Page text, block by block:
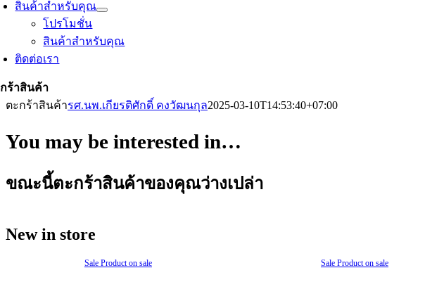
สินค้าสำหรับคุณ
โปรโมชั่น
สินค้าสำหรับคุณ
ติดต่อเรา
ร้าสินค้า
ตะกร้าสินค้ารศ.นพ.เกียรติศักดิ์ คงวัฒนกุล2025-03-10T14:53:40+07:00
You may be interested in…
ขณะนี้ตะกร้าสินค้าของคุณว่างเปล่า
New in store
Sale Product on sale Sale Product on sale